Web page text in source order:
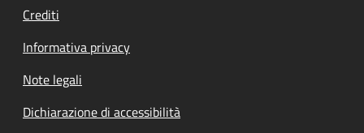
Crediti
Informativa privacy
Note legali
Dichiarazione di accessibilità